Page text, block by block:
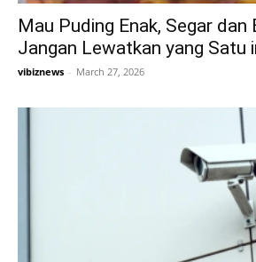
Mau Puding Enak, Segar dan
Jangan Lewatkan yang Satu
vibiznews - March 27, 2026